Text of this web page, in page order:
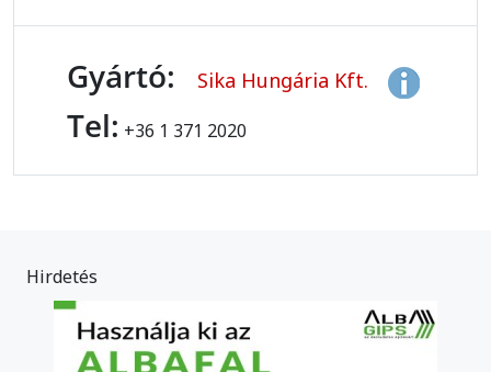
Gyártó: Sika Hungária Kft.
Tel: +36 1 371 2020
Hirdetés